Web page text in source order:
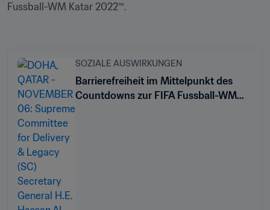
Fussball-WM Katar 2022™.
SOZIALE AUSWIRKUNGEN
Barrierefreiheit im Mittelpunkt des
Countdowns zur FIFA Fussball-WM